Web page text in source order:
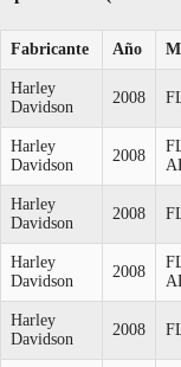
Fabricante Año
Harley
Davidson
2008
Harley
Davidson
2008
Harley
Davidson
2008
Harley
Davidson
2008
Harley
Davidson
2008